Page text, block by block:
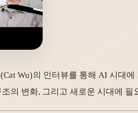
Wu)의 인터뷰를 통해 AI 시대
의 변화, 그리고 새로운 시대에